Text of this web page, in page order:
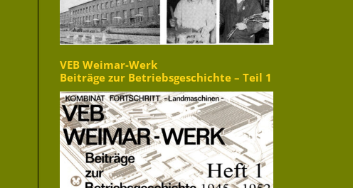
VEB Weimar-Werk
Beiträge zur Betriebsgeschichte – Teil 1